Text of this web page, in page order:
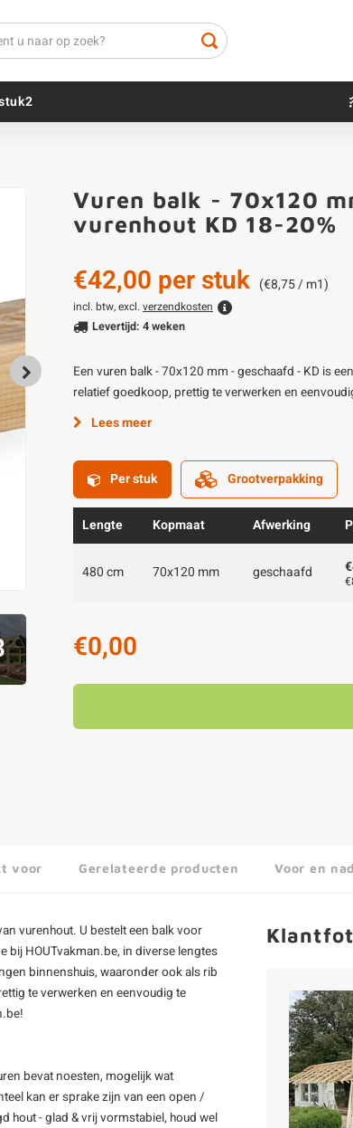
Blauwsteen sokkels
Olie
Olie
Vuren balk - 70x120
vurenhout KD 18-20%
€42,00 per stuk (€8,75 / m1)
incl. btw, excl. verzendkosten
Levertijd: 4 weken
Een vuren balk - 70x120 mm - geschaafd - KD is
relatief goedkoop, prettig te verwerken en
Lees meer
Per stuk Grootverpakking
Lengte Kopmaat Afwerking
480 cm 70x120 mm geschaafd
€0,00
voor Gerelateerde producten Voor en
vurenhout. U bestelt een balk voor
bij HOUTvakman.be, in diverse lengtes
binnenshuis, waaronder ook als rib
te verwerken en eenvoudig te
bevat noesten, mogelijk wat
kan er sprake zijn van een open /
hout - glad & vrij vormstabiel, houd wel